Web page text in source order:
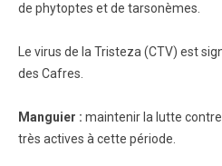
de phytoptes et de tarsonèmes.
Le virus de la Tristeza (CTV) est
des Cafres.
Manguier : maintenir la lutte
très actives à cette période.